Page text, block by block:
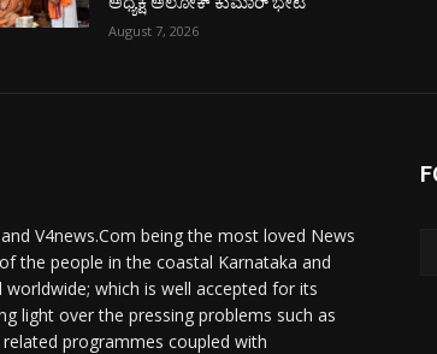
August 7, 2026
V4news.Com being the most loved News
the people in the coastal Karnataka and
worldwide; which is well accepted for its
light over the pressing problems such as
programmes coupled with